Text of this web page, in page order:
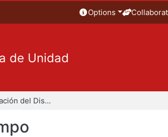
Options
de Unidad
Libros - Evaluación del Diseño en el Tiempo